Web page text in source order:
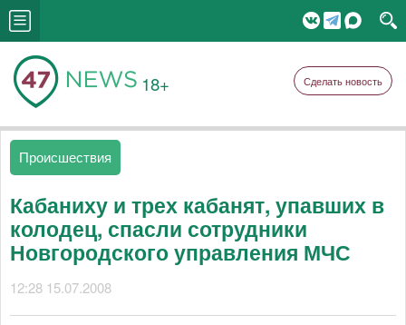
18+ Сделать новость
Происшествия
Кабаниху и трех кабанят, упавших в
колодец, спасли сотрудники
Новгородского управления МЧС
12:28 15.07.2008